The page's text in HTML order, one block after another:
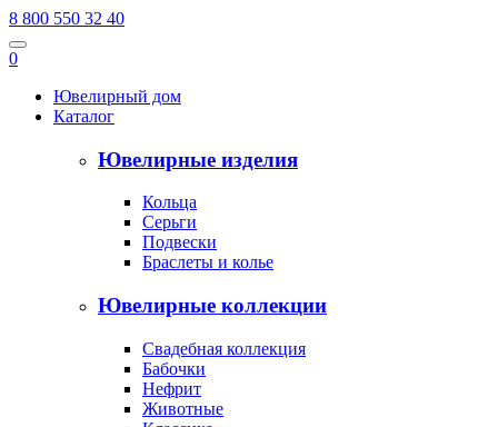
8 800 550 32 40
0
Ювелирный дом
Каталог
Ювелирные изделия
Кольца
Серьги
Подвески
Браслеты и колье
Ювелирные коллекции
Свадебная коллекция
Бабочки
Нефрит
Животные